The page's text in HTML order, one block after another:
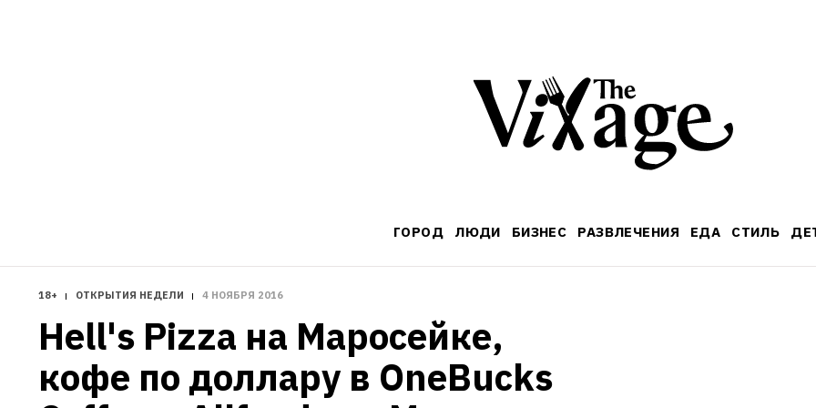
ГОРОД ЛЮДИ БИЗНЕС РАЗВЛЕЧЕНИЯ ЕДА СТИЛЬ
18+ ОТКРЫТИЯ НЕДЕЛИ 4 НОЯБРЯ 2016
Hell's Pizza на Маросейке,
кофе по доллару в OneBucks